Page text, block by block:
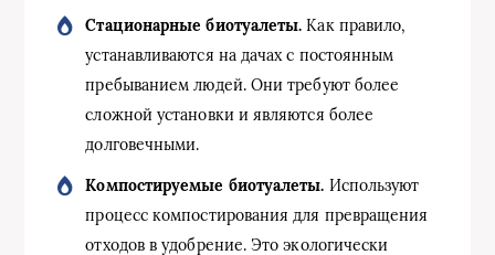
Стационарные биотуалеты. Как правило,
устанавливаются на дачах с постоянным
пребыванием людей. Они требуют более
сложной установки и являются более
долговечными.
Компостируемые биотуалеты. Используют
процесс компостирования для превращения
отходов в удобрение. Это экологически